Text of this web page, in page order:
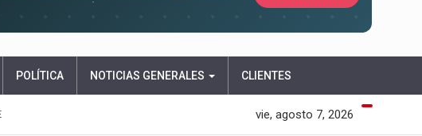
POLÍTICA NOTICIAS GENERALES CLIENTES
vie, agosto 7, 2026